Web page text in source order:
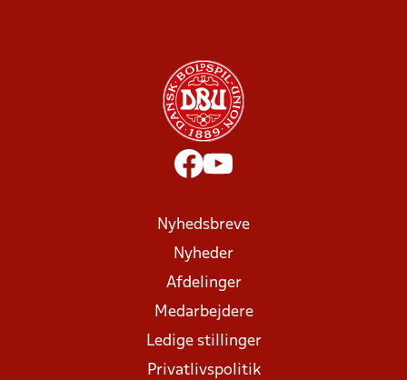
Nyhedsbreve
Nyheder
Afdelinger
Medarbejdere
Ledige stillinger
Privatlivspolitik